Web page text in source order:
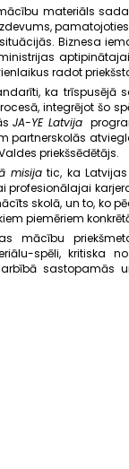
materiāls
Biznesa
radot
ka trīspusējā
integrējot šo
JA-YE Latvija
partnerskolās
priekšsēdētājs.
misija tic, ka
profesionālajai
skolā, un to, ko
piemēriem
mācību
spēli, kritiska
sastopamās